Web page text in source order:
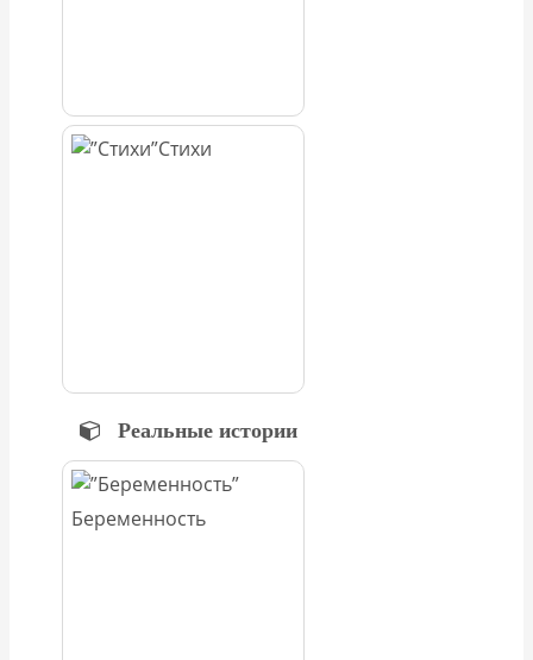
Стихи
Реальные истории
Беременность